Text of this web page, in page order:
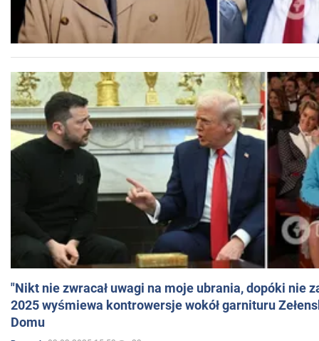
"Nikt nie zwracał uwagi na moje ubrania, dopóki nie
2025 wyśmiewa kontrowersje wokół garnituru
Domu